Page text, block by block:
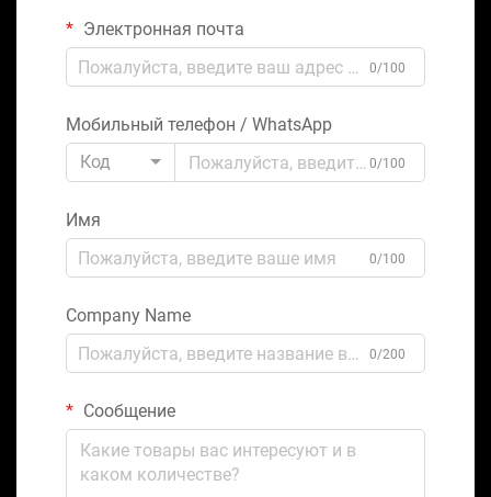
Электронная почта
0/100
Мобильный телефон / WhatsApp
Код
0/100
Имя
0/100
Company Name
0/200
Сообщение